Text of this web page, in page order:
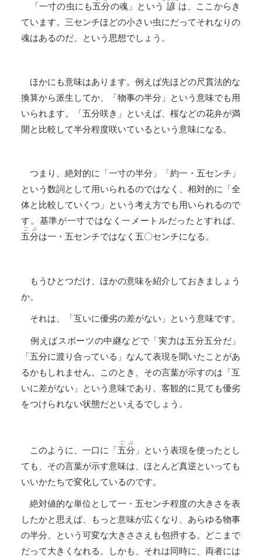
「一寸の虫にも五分の魂」という 諺 は、ここからき
ています。三センチほどの小さい虫にだってそれなりの
魂はあるのだ、という思想でしょう。
ほかにも意味はあります。例えば先ほどの尺貫法的な
換算から派生してか、「物事の半分」という意味でも用
いられます。「五分咲き」といえば、桜などの花弁が満
開と比較して半分程度咲いているという意味になる。
つまり、絶対的に「一寸の半分」「約一・五センチ」
という数詞として用いられるのではなく、相対的に「全
体と比較していくつ」という考え方でも用いられるので
す。基準が一寸ではなく一メートルだったとすれば、
五分
ごぶ
は一・五センチではなく五〇センチになる。
もうひとつだけ、ほかの意味を紹介しておきましょう
か。
それは、「互いに優劣の差がない」という意味です。
例えばスポーツの中継などで「実力は五分五分だ」
「五分に渡り合っている」なんて表現を聞いたことがあ
るかもしれません。このとき、その言葉が示すのは「互
いに差がない」という意味であり、客観的に見ても優劣
をつけられない状態だといえるでしょう。
このように、一口に「五分
ごぶ
」という表現を使ったとし
ても、その言葉が示す意味は、ほとんど真逆といっても
いいかたちで変化しているのです。
絶対値的な単位として一・五センチ程度の大きさを表
したかと思えば、もっと意味が広くなり、あらゆる物事
の半分、という可変な大きささえも包摂する。どこまで
だって大きくなれる。しかも、それは同時に、両者には